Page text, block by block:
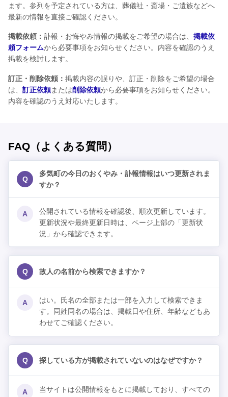
ます。参列を予定されている方は、葬儀社・斎場・ご遺族などへ
最新の情報を直接ご確認ください。
掲載依頼： 訃報・お悔やみ情報の掲載をご希望の場合は、 掲載依
頼フォームから必要事項をお知らせください。内容を確認のうえ
掲載を検討します。
訂正・削除依頼： 掲載内容の誤りや、訂正・削除をご希望の場合
は、 訂正依頼または削除依頼から必要事項をお知らせください。
内容を確認のうえ対応いたします。
FAQ（よくある質問）
Q
多気町の今日のおくやみ・訃報情報はいつ更新されま
すか？
A
公開されている情報を確認後、順次更新しています。
更新状況や最終更新日時は、ページ上部の「更新状
況」から確認できます。
Q 故人の名前から検索できますか？
A
はい。氏名の全部または一部を入力して検索できま
す。同姓同名の場合は、掲載日や住所、年齢などもあ
わせてご確認ください。
Q 探している方が掲載されていないのはなぜですか？
A
当サイトは公開情報をもとに掲載しており、すべての